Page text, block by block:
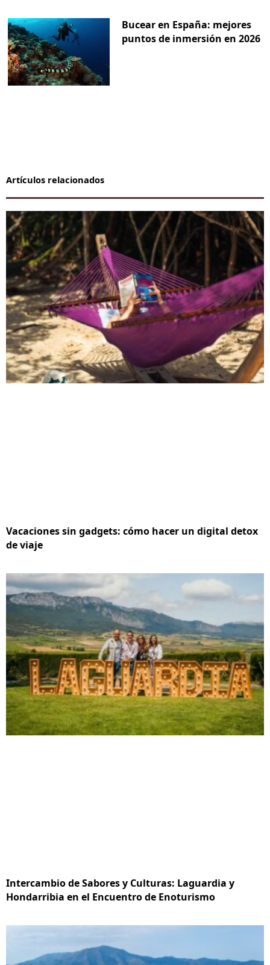
Bucear en España: mejores
puntos de inmersión en 2026
Artículos relacionados
Vacaciones sin gadgets: cómo hacer un digital detox
de viaje
Intercambio de Sabores y Culturas: Laguardia y
Hondarribia en el Encuentro de Enoturismo